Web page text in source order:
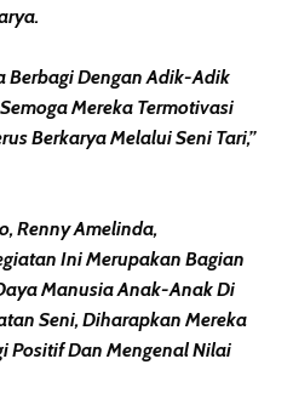
Berbagi Dengan Adik-Adik
Mereka Termotivasi
Berkarya Melalui Seni Tari,”
Renny Amelinda,
Ini Merupakan Bagian
Manusia Anak-Anak Di
Seni, Diharapkan Mereka
Positif Dan Mengenal Nilai